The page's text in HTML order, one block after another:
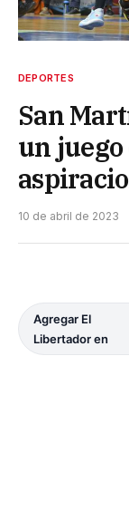
DEPORTES
San
un
10 de abril de 2023
Agregar El
Libertador en